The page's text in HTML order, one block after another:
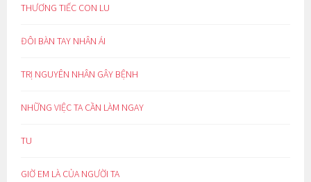
THƯƠNG TIẾC CON LU
ĐÔI BÀN TAY NHÂN ÁI
TRỊ NGUYÊN NHÂN GÂY BỆNH
NHỮNG VIỆC TA CẦN LÀM NGAY
TU
GIỜ EM LÀ CỦA NGƯỜI TA